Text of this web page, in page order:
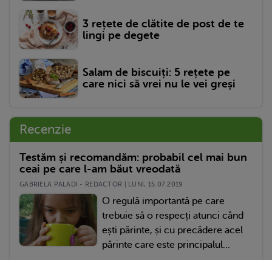
3 rețete de clătite de post de te
lingi pe degete
Salam de biscuiți: 5 rețete pe
care nici să vrei nu le vei greși
Recenzie
Testăm și recomandăm: probabil cel mai bun
ceai pe care l-am băut vreodată
GABRIELA PALADI - REDACTOR | LUNI, 15.07.2019
O regulă importantă pe care
trebuie să o respecți atunci când
ești părinte, și cu precădere acel
părinte care este principalul...